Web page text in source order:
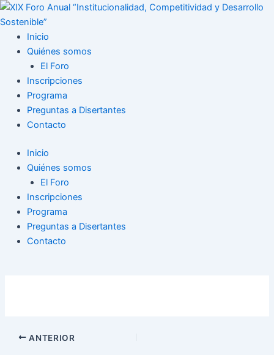
Inicio
Quiénes somos
El Foro
Inscripciones
Programa
Preguntas a Disertantes
Contacto
Inicio
Quiénes somos
El Foro
Inscripciones
Programa
Preguntas a Disertantes
Contacto
Ir
al
contenido
ANTERIOR